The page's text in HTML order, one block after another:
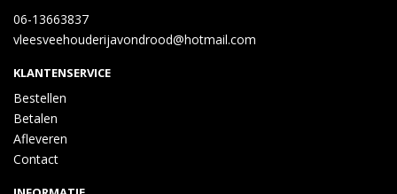
06-13663837
vleesveehouderijavondrood@hotmail.com
KLANTENSERVICE
Bestellen
Betalen
Afleveren
Contact